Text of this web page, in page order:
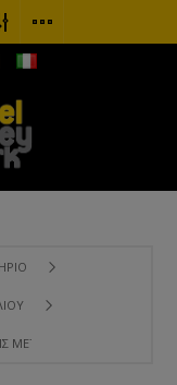
ΜΕΤΑΦΟΡΆΣ ΜΕΛΙΟΎ